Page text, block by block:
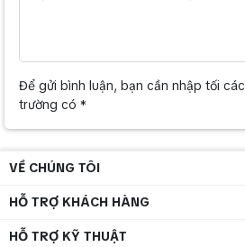
Để gửi bình luận, bạn cần nhập tối các
trường có *
VỀ CHÚNG TÔI
HỖ TRỢ KHÁCH HÀNG
HỖ TRỢ KỸ THUẬT